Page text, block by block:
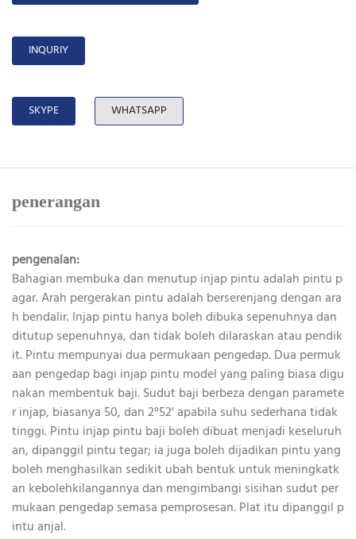
INQURIY
SKYPE WHATSAPP
penerangan
pengenalan:
Bahagian membuka dan menutup injap pintu adalah pintu p
agar. Arah pergerakan pintu adalah berserenjang dengan ara
h bendalir. Injap pintu hanya boleh dibuka sepenuhnya dan
ditutup sepenuhnya, dan tidak boleh dilaraskan atau pendik
it. Pintu mempunyai dua permukaan pengedap. Dua permuk
aan pengedap bagi injap pintu model yang paling biasa digu
nakan membentuk baji. Sudut baji berbeza dengan paramete
r injap, biasanya 50, dan 2°52' apabila suhu sederhana tidak
tinggi. Pintu injap pintu baji boleh dibuat menjadi keseluruh
an, dipanggil pintu tegar; ia juga boleh dijadikan pintu yang
boleh menghasilkan sedikit ubah bentuk untuk meningkatk
an kebolehkilangannya dan mengimbangi sisihan sudut per
mukaan pengedap semasa pemprosesan. Plat itu dipanggil p
intu anjal.